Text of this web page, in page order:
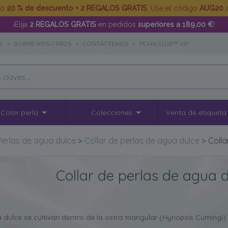
20 % de descuento + 2 REGALOS GRATIS. Use el código AUG20
¡Elija 2 REGALOS GRATIS en pedidos superiores a 189,00 €!
• SOBRE NOSOTROS • CONTÁCTENOS • PEARLCLUB™ VIP
Color perla Colecciones Venta de
de agua dulce > Collar de perlas de agua dulce >
Collar de perlas de agua
dulce se cultivan dentro de la ostra triangular (Hyriopsis Cumingi)